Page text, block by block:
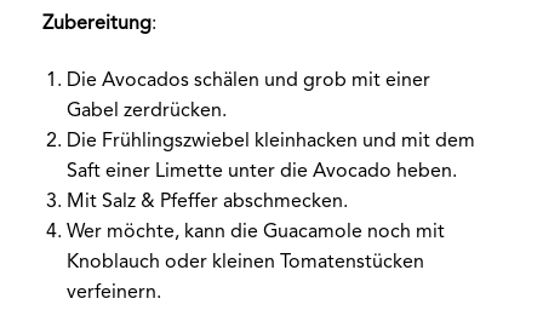
Zubereitung:
Die Avocados schälen und grob mit einer
Gabel zerdrücken.
Die Frühlingszwiebel kleinhacken und mit dem
Saft einer Limette unter die Avocado heben.
Mit Salz & Pfeffer abschmecken.
Wer möchte, kann die Guacamole noch mit
Knoblauch oder kleinen Tomatenstücken
verfeinern.